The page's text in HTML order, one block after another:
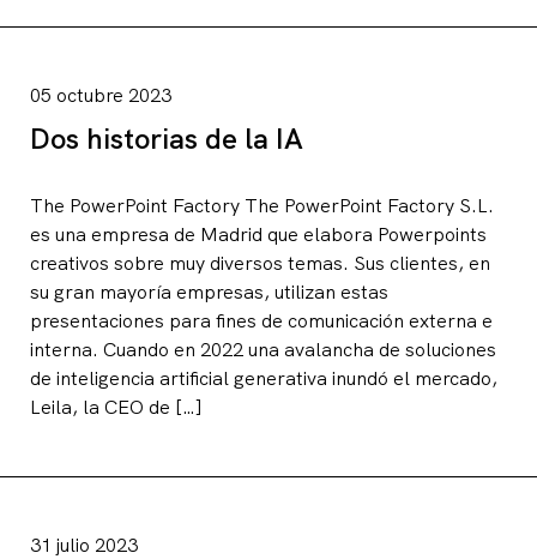
05 octubre 2023
Dos historias de la IA
The PowerPoint Factory The PowerPoint Factory S.L.
es una empresa de Madrid que elabora Powerpoints
creativos sobre muy diversos temas. Sus clientes, en
su gran mayoría empresas, utilizan estas
presentaciones para fines de comunicación externa e
interna. Cuando en 2022 una avalancha de soluciones
de inteligencia artificial generativa inundó el mercado,
Leila, la CEO de […]
31 julio 2023